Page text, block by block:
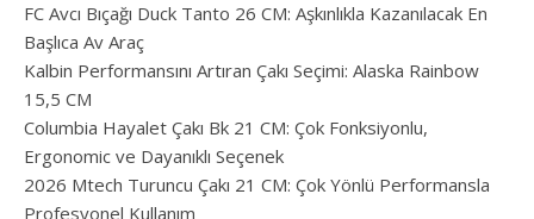
FC Avcı Bıçağı Duck Tanto 26 CM: Aşkınlıkla Kazanılacak En
Başlıca Av Araç
Kalbin Performansını Artıran Çakı Seçimi: Alaska Rainbow
15,5 CM
Columbia Hayalet Çakı Bk 21 CM: Çok Fonksiyonlu,
Ergonomic ve Dayanıklı Seçenek
2026 Mtech Turuncu Çakı 21 CM: Çok Yönlü Performansla
Profesyonel Kullanım